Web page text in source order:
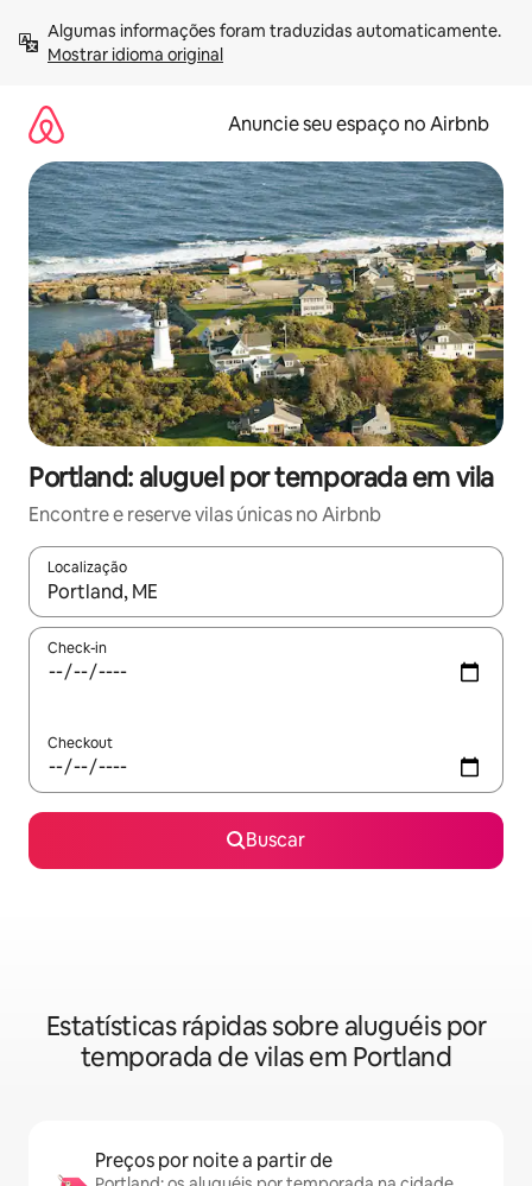
para
Mostrar idioma original
Anuncie seu espaço no Airbnb
Portland: aluguel por temporada em vila
Encontre e reserve vilas únicas no Airbnb
Localização
Quando os resultados estiverem disponíveis, explore-os
Check-in
Checkout
Buscar
Estatísticas rápidas sobre aluguéis por
temporada de vilas em Portland
Preços por noite a partir de